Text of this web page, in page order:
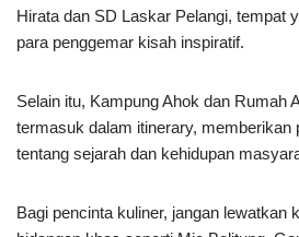
Hirata dan SD Laskar Pelangi, tempat
para penggemar kisah inspiratif.
Selain itu, Kampung Ahok dan Rumah
termasuk dalam itinerary, memberikan
tentang sejarah dan kehidupan
Bagi pencinta kuliner, jangan lewatkan